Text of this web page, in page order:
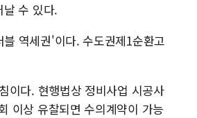
수 있다.
역세권'이다. 수도권제1순환고
이다. 현행법상 정비사업 시공사
이상 유찰되면 수의계약이 가능